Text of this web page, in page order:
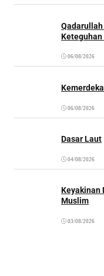
Qadarullah
06/08/2026
06/08/2026
Dasar Laut
04/08/2026
Keyakinan
Muslim
03/08/2026